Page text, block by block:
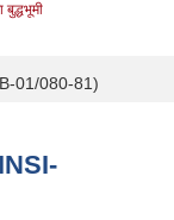
बुद्धभूमी
01/080-81)